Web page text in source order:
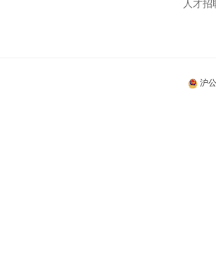
人才招
沪